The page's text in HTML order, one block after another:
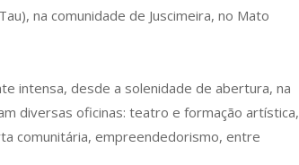
na comunidade de Juscimeira, no Mato
intensa, desde a solenidade de abertura, na
diversas oficinas: teatro e formação artística,
comunitária, empreendedorismo, entre